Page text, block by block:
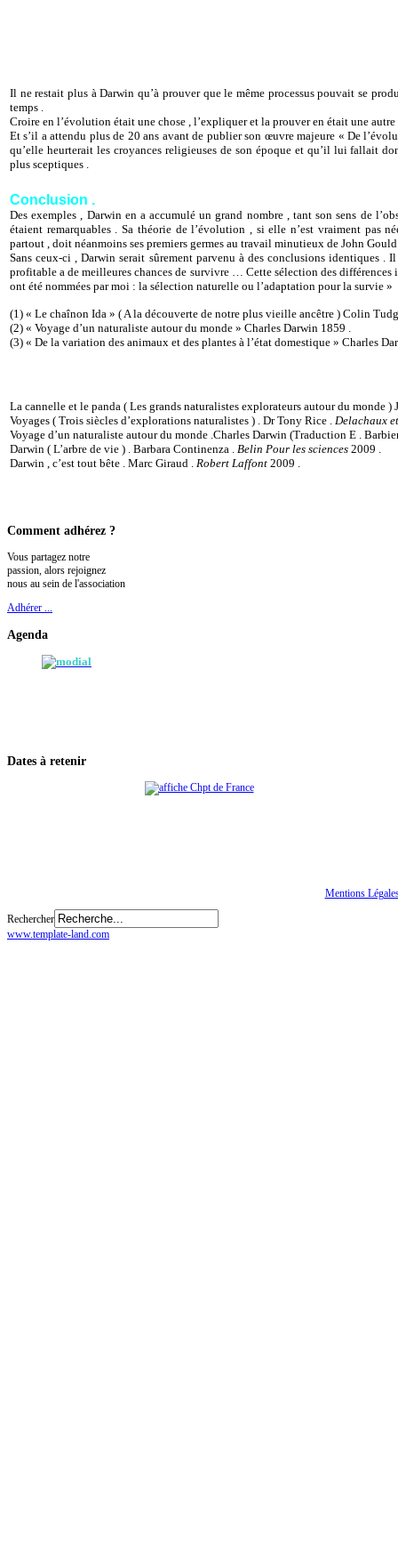
Il ne restait plus à Darwin qu’à prouver que le même processus pouvait se
temps .
Croire en l’évolution était une chose , l’expliquer et la prouver en était une autre
Et s’il a attendu plus de 20 ans avant de publier son œuvre majeure « De
qu’elle heurterait les croyances religieuses de son époque et qu’il lui fallait
plus sceptiques .
Conclusion .
Des exemples , Darwin en a accumulé un grand nombre , tant son sens de
étaient remarquables . Sa théorie de l’évolution , si elle n’est vraiment pas
partout , doit néanmoins ses premiers germes au travail minutieux de John
Sans ceux-ci , Darwin serait sûrement parvenu à des conclusions identiques
profitable a de meilleures chances de survivre … Cette sélection des
ont été nommées par moi : la sélection naturelle ou l’adaptation pour la survie »
(1) « Le chaînon Ida » ( A la découverte de notre plus vieille ancêtre ) Colin
(2) « Voyage d’un naturaliste autour du monde » Charles Darwin 1859 .
(3) « De la variation des animaux et des plantes à l’état domestique » Charles
La cannelle et le panda ( Les grands naturalistes explorateurs autour du monde )
Voyages ( Trois siècles d’explorations naturalistes ) . Dr Tony Rice . Delachaux
Voyage d’un naturaliste autour du monde .Charles Darwin (Traduction E .
Darwin ( L’arbre de vie ) . Barbara Continenza . Belin Pour les sciences 2009 .
Darwin , c’est tout bête . Marc Giraud . Robert Laffont 2009 .
Comment adhérez ?
Vous partagez notre
passion, alors rejoignez
nous au sein de l'association
Adhérer ...
Agenda
Dates à retenir
Mentions
Rechercher
www.template-land.com